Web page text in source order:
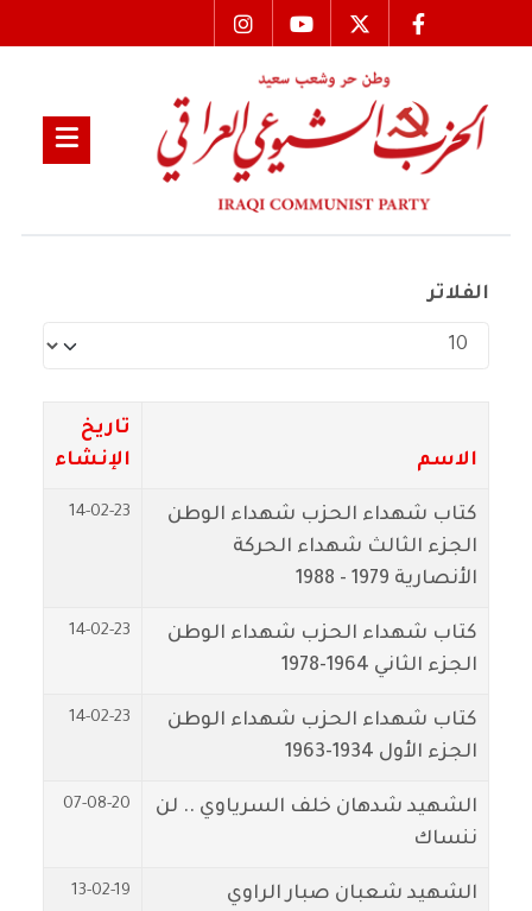
الفلاتر
عدد الإظهارات:
الاسم
تاريخ
الإنشاء
كتاب شهداء الحزب شهداء الوطن
الجزء الثالث شهداء الحركة
الأنصارية 1979 - 1988
14-02-23
كتاب شهداء الحزب شهداء الوطن
الجزء الثاني 1964-1978
14-02-23
كتاب شهداء الحزب شهداء الوطن
الجزء الأول 1934-1963
14-02-23
الشهيد شدهان خلف السرياوي .. لن
ننساك
07-08-20
الشهيد شعبان صبار الراوي 13-02-19